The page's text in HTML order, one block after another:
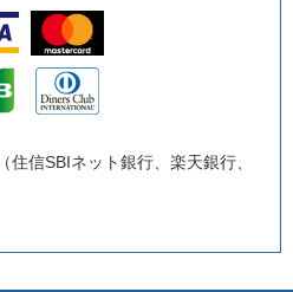
信SBIネット銀行、楽天銀行、